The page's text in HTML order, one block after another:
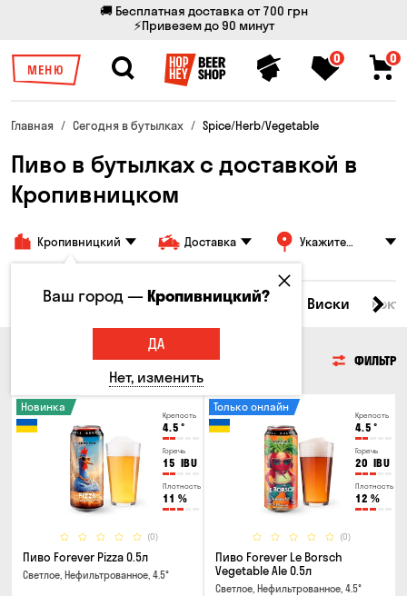
🚚 Бесплатная доставка от 700 грн
⚡Привезем до 90 минут
МЕНЮ
0 0
Главная Сегодня в бутылках Spice/Herb/Vegetable
Пиво в бутылках с доставкой в
Кропивницком
Кропивницкий Доставка
Укажите
Все товары Пиво Сидр Вино Виски
ФИЛЬТР
Крепость
4.5 °
Горечь
15 IBU
Плотность
11 %
(0)
Новинка
Пиво Forever Pizza 0.5л
Светлое, Нефильтрованное, 4.5°
Крепость
4.5 °
Горечь
20 IBU
Плотность
12 %
(0)
Только онлайн
Пиво Forever Le Borsch
Vegetable Ale 0.5л
Светлое, Нефильтрованное, 4.5°
Ваш город —Кропивницкий?
ДА
Нет, изменить